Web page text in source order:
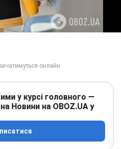
у курсі головного —
Новини на OBOZ.UA у